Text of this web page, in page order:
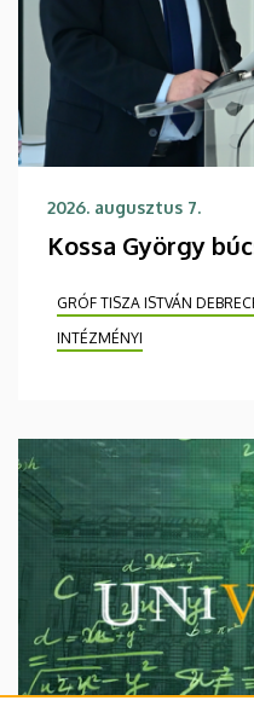
2026. augusztus 7.
Kossa György
GRÓF TISZA ISTVÁN
INTÉZMÉNYI